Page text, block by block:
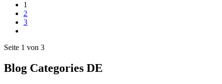
1
2
3
Seite 1 von 3
Blog Categories DE